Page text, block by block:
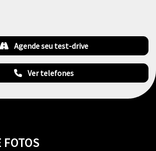
Ver telefones
Agende seu test-drive
FOTOS